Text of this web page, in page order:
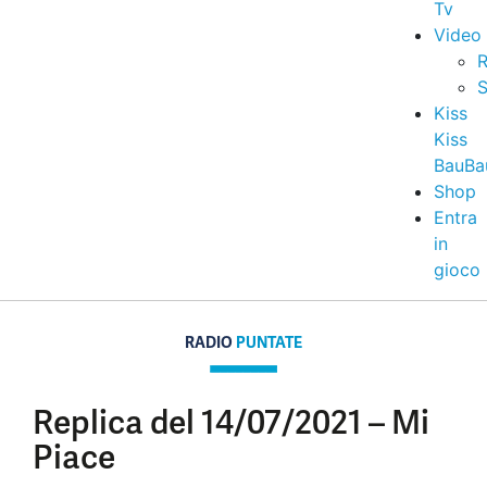
Tv
Video
Kiss
Kiss
Shop
Entra
in
gioco
RADIO PUNTATE
Replica del 14/07/2021 – Mi
Piace